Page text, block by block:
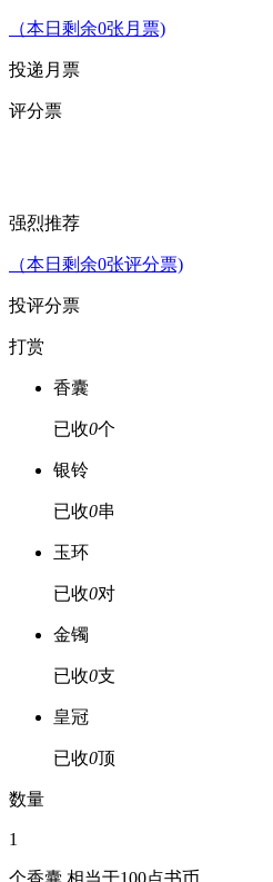
（本日剩余0张月票)
投递月票
评分票
强烈推荐
（本日剩余0张评分票)
投评分票
打赏
香囊
已收0个
银铃
已收0串
玉环
已收0对
金镯
已收0支
皇冠
已收0顶
数量
1
个香囊 相当于100点书币